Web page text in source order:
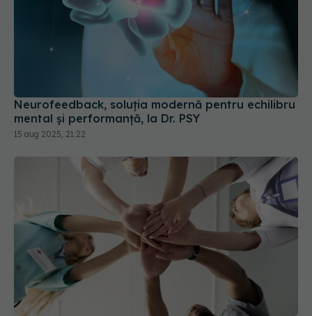
Neurofeedback, soluția modernă pentru echilibru
mental și performanță, la Dr. PSY
15 aug 2025, 21:22